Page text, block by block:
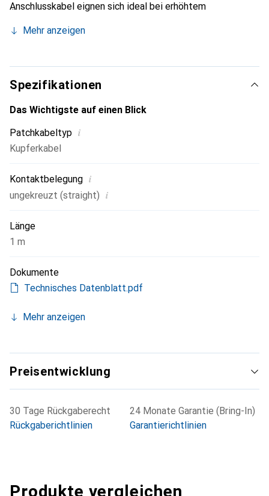
Anschlusskabel eignen sich ideal bei erhöhtem
und Strecken bis 100 m.
Mehr anzeigen
Spezifikationen
Das Wichtigste auf einen Blick
Patchkabeltyp i
Kupferkabel
Kontaktbelegung i
ungekreuzt (straight) i
Länge
1 m
Dokumente
Technisches Datenblatt.pdf
Mehr anzeigen
Preisentwicklung
30 Tage Rückgaberecht
Rückgaberichtlinien
24 Monate Garantie (Bring-In)
Garantierichtlinien
Produkte vergleichen